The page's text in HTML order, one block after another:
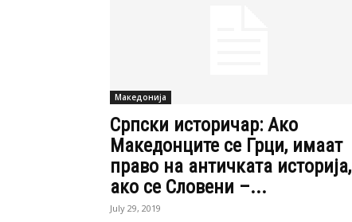
Македонија
Српски историчар: Ако
Македонците се Грци, имаат
право на античката историја,
ако се Словени –...
July 29, 2019